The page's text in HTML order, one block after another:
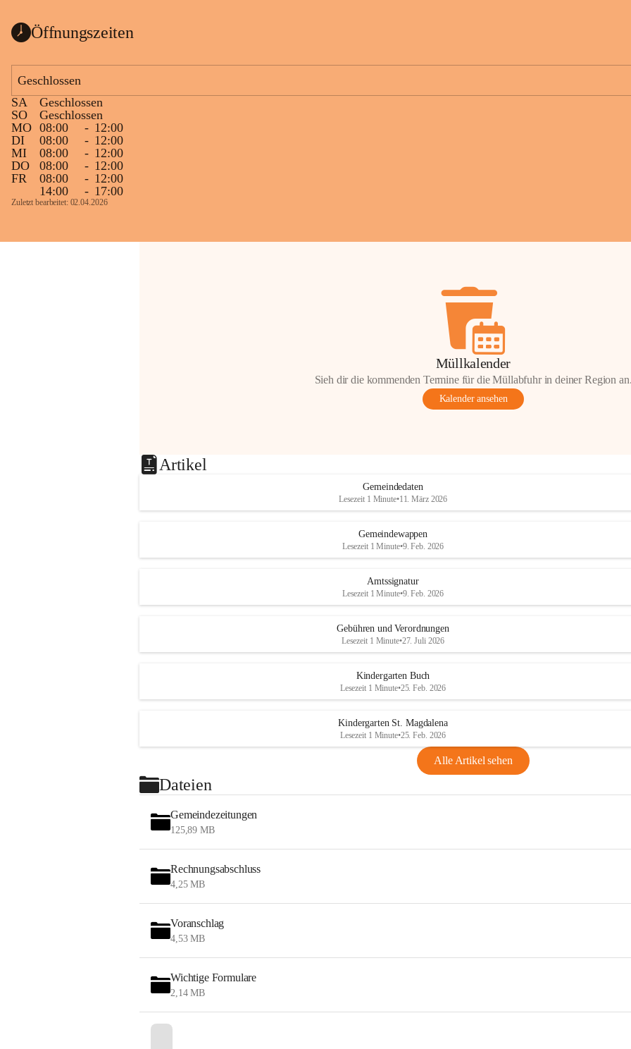
Öffnungszeiten
Geschlossen
SA
Geschlossen
SO
Geschlossen
MO 08:00 - 12:00
DI
08:00 - 12:00
MI
08:00 - 12:00
DO
08:00 - 12:00
FR
08:00 - 12:00
14:00
- 17:00
Zuletzt bearbeitet: 02.04.2026
Müllkalender
Sieh dir die kommenden Termine für die Müllabfuhr in deiner Region an.
Kalender ansehen
Artikel
Gemeindedaten
Lesezeit 1 Minute•11. März 2026
Gemeindewappen
Lesezeit 1 Minute•9. Feb. 2026
Amtssignatur
Lesezeit 1 Minute•9. Feb. 2026
Gebühren und Verordnungen
Lesezeit 1 Minute•27. Juli 2026
Kindergarten Buch
Lesezeit 1 Minute•25. Feb. 2026
Kindergarten St. Magdalena
Lesezeit 1 Minute•25. Feb. 2026
Alle Artikel sehen
Dateien
Gemeindezeitungen
125,89 MB
Rechnungsabschluss
4,25 MB
Voranschlag
4,53 MB
Wichtige Formulare
2,14 MB